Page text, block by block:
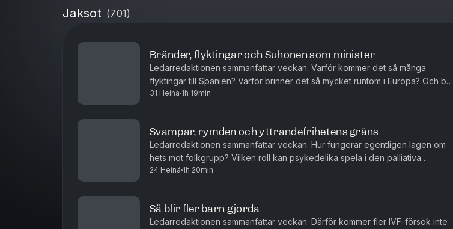
Jaksot (701)
Bränder, flyktingar och Suhonen som minister
Ledarredaktionen sammanfattar veckan. Varför kommer det så många
flyktingar till Spanien? Varför brinner det så mycket runtom i Europa? Och bör
Daniel Suhonen få chansen som minister? Mattias Svensson...
31 Heinä 1h 19min
Svampar, rymden och yttrandefrihetens gräns
Ledarredaktionen sammanfattar veckan. Hur fungerar egentligen lagen om
hets mot folkgrupp? Vilken roll kan psykedelika spela i den palliativa
vården? Och vad handlar den nya rymdkapplöpningen om? Matt...
24 Heinä 1h 20min
Så blir fler barn gjorda
Ledarredaktionen sammanfattar veckan. Därför kommer fler IVF-försök inte